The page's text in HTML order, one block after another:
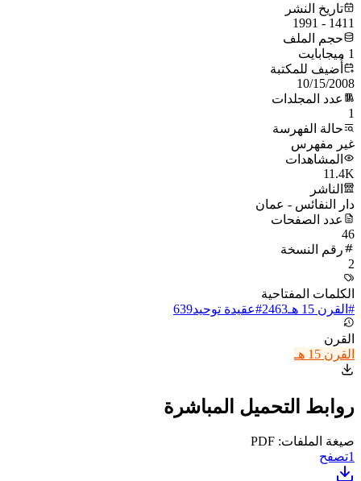
تاريخ النشر
1411 - 1991
حجم الملف
1 ميجابايت
أُضيف للمكتبة
10/15/2008
عدد المجلدات
1
حالة الفهرسة
غير مفهرس
المشاهدات
11.4K
الناشر
دار النفائس - عمان
عدد الصفحات
46
رقم النسخة
2
الكلمات المفتاحية
# القرن 15 هـ 2463
#عقيدة توحيد639
القرن
القرن 15 هـ
روابط التحميل المباشرة
صيغة الملفات: PDF
1تصفح